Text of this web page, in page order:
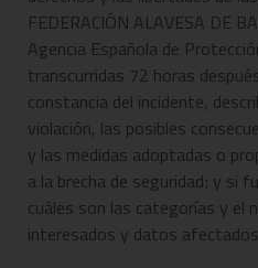
FEDERACIÓN ALAVESA DE
Agencia Española de
transcurridas 72 horas
constancia del incidente,
violación, las posibles
y las medidas adoptadas o
a la brecha de seguridad; y si
cuáles son las categorías y el
interesados y datos